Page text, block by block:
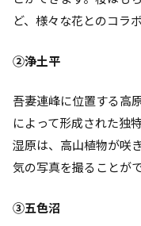
ど、様々な花とのコラ
②浄土平
吾妻連峰に位置する高
によって形成された独
湿原は、高山植物が咲
気の写真を撮ることが
③五色沼